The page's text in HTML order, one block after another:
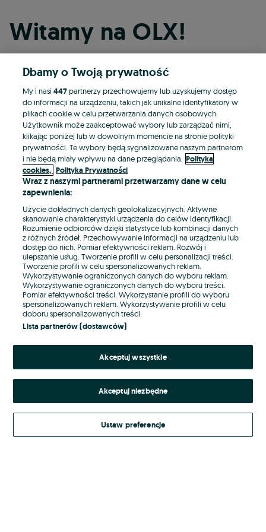
Witamy na OLX!
Kontynuuj przez Facebooka
Kontynuuj przez konto Apple
Kontynuuj przez konto Google
LUB
E-mail
Hasło
Nie pamiętasz hasła?
Zaloguj się
Kontynuując za pośrednictwem jednego z dostawców wskazanych powyżej,
Regulamin serwisuOLX.pl w jego aktualnym brzmieniu.
Dbamy o Twoją prywatność
My i nasi447partnerzy przechowujemy lub uzyskujemy dostęp
do informacji na urządzeniu, takich jak unikalne identyfikatory w
plikach cookie w celu przetwarzania danych osobowych.
Użytkownik może zaakceptować wybory lub zarządzać nimi,
klikając poniżej lub w dowolnym momencie na stronie polityki
prywatności. Te wybory będą sygnalizowane naszym partnerom
i nie będą miały wpływu na dane przeglądania. Polityka
cookies, Polityka Prywatności
Wraz z naszymi partnerami przetwarzamy dane w celu
zapewnienia:
Użycie dokładnych danych geolokalizacyjnych. Aktywne
skanowanie charakterystyki urządzenia do celów identyfikacji.
Rozumienie odbiorców dzięki statystyce lub kombinacji danych
z różnych źródeł. Przechowywanie informacji na urządzeniu lub
dostęp do nich. Pomiar efektywności reklam. Rozwój i
ulepszanie usług. Tworzenie profili w celu personalizacji treści.
Tworzenie profili w celu spersonalizowanych reklam.
Wykorzystywanie ograniczonych danych do wyboru reklam.
Wykorzystywanie ograniczonych danych do wyboru treści.
Pomiar efektywności treści. Wykorzystanie profili do wyboru
spersonalizowanych reklam. Wykorzystywanie profili w celu
doboru spersonalizowanych treści.
Lista partnerów (dostawców)
Akceptuj wszystkie
Akceptuj niezbędne
Ustaw preferencje